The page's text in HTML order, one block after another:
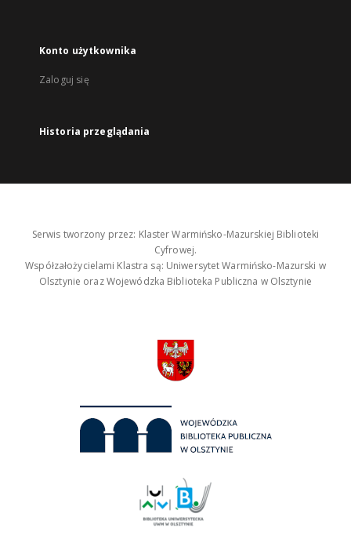
Konto użytkownika
Zaloguj się
Historia przeglądania
Serwis tworzony przez: Klaster Warmińsko-Mazurskiej Biblioteki
Cyfrowej.
Współzałożycielami Klastra są: Uniwersytet Warmińsko-Mazurski w
Olsztynie oraz Wojewódzka Biblioteka Publiczna w Olsztynie